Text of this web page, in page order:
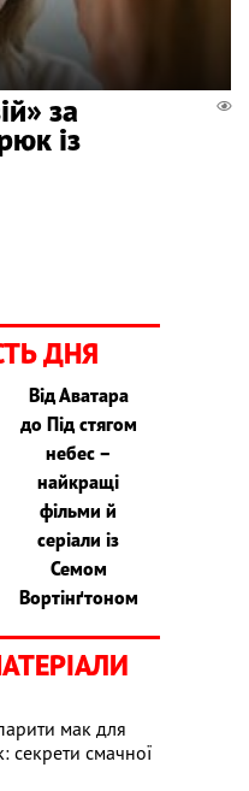
за
із
ДНЯ
Від Аватара
до Під стягом
небес –
найкращі
фільми й
серіали із
Семом
Вортінґтоном
мак для
секрети смачної